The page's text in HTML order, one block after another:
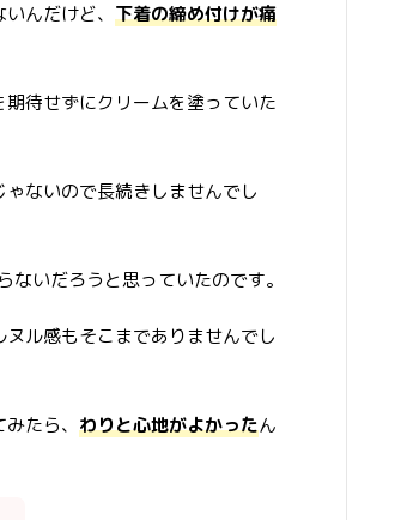
んだけど、 下着の締め付けが痛
待せずにクリームを塗っていた
ないので長続きしませんでし
いだろうと思っていたのです。
ル感もそこまでありませんでし
たら、 わりと心地がよかったん